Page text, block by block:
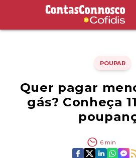
Contas Connosco by Cofidis
POUPAR
Quer pagar
gás? Conheça
6 min